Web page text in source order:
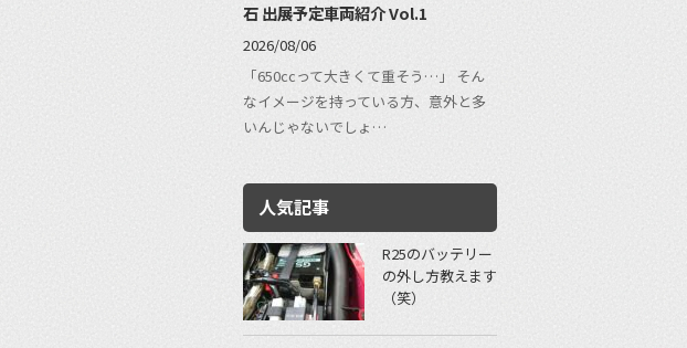
石 出展予定車両紹介 Vol.1
2026/08/06
「650ccって大きくて重そう…」 そん
なイメージを持っている方、意外と多
いんじゃないでしょ…
人気記事
R25のバッテリー
の外し方教えます
（笑）